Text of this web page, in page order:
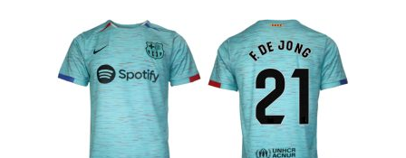
flera
varianter.
De
olika
alternativen
kan
väljas